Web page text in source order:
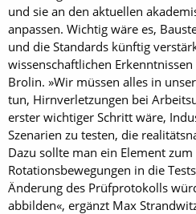
und sie an den aktuellen
anpassen. Wichtig wäre es,
und die Standards künftig
wissenschaftlichen
Brolin. »Wir müssen alles in
tun, Hirnverletzungen bei
erster wichtiger Schritt wäre,
Szenarien zu testen, die
Dazu sollte man ein Element
Rotationsbewegungen in die
Änderung des Prüfprotokolls
abbilden«, ergänzt Max